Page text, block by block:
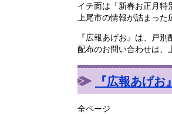
イチ面は「新春お正月
上尾市の情報が詰まった
『広報あげお』は、戸別
配布のお問い合わせは
『広報あげ
全ページ